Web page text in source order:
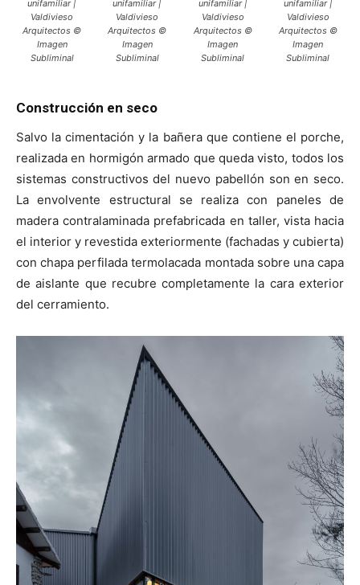
unifamiliar |
Valdivieso
Arquitectos ©
Imagen
Subliminal
unifamiliar |
Valdivieso
Arquitectos ©
Imagen
Subliminal
unifamiliar |
Valdivieso
Arquitectos ©
Imagen
Subliminal
unifamiliar |
Valdivieso
Arquitectos ©
Imagen
Subliminal
Construcción en seco
Salvo la cimentación y la bañera que contiene el porche,
realizada en hormigón armado que queda visto, todos los
sistemas constructivos del nuevo pabellón son en seco.
La envolvente estructural se realiza con paneles de
madera contralaminada prefabricada en taller, vista hacia
el interior y revestida exteriormente (fachadas y cubierta)
con chapa perfilada termolacada montada sobre una capa
de aislante que recubre completamente la cara exterior
del cerramiento.